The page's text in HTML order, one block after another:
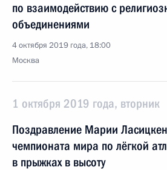
по взаимодействию с
объединениями
4 октября 2019 года, 18:00
Москва
1 октября 2019 года, вторник
Поздравление Марии
чемпионата мира по лёгкой
в прыжках в высоту